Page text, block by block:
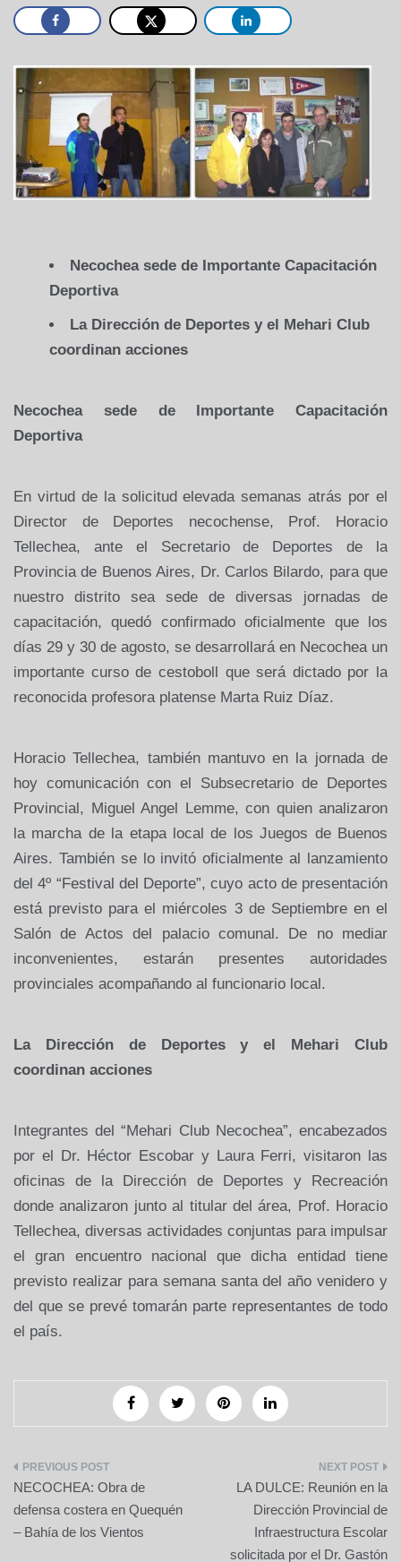
Necochea sede de Importante Capacitación
Deportiva
La Dirección de Deportes y el Mehari Club
coordinan acciones
Necochea sede de Importante Capacitación
Deportiva
En virtud de la solicitud elevada semanas atrás por el
Director de Deportes necochense, Prof. Horacio
Tellechea, ante el Secretario de Deportes de la
Provincia de Buenos Aires, Dr. Carlos Bilardo, para que
nuestro distrito sea sede de diversas jornadas de
capacitación, quedó confirmado oficialmente que los
días 29 y 30 de agosto, se desarrollará en Necochea un
importante curso de cestoboll que será dictado por la
reconocida profesora platense Marta Ruiz Díaz.
Horacio Tellechea, también mantuvo en la jornada de
hoy comunicación con el Subsecretario de Deportes
Provincial, Miguel Angel Lemme, con quien analizaron
la marcha de la etapa local de los Juegos de Buenos
Aires. También se lo invitó oficialmente al lanzamiento
del 4º “Festival del Deporte”, cuyo acto de presentación
está previsto para el miércoles 3 de Septiembre en el
Salón de Actos del palacio comunal. De no mediar
inconvenientes, estarán presentes autoridades
provinciales acompañando al funcionario local.
La Direcciónde Deportes y el
Mehari Club
coordinan acciones
Integrantes del “Mehari Club Necochea”, encabezados
por el Dr. Héctor Escobar y Laura Ferri, visitaron las
oficinas de la Dirección de Deportes y Recreación
donde analizaron junto al titular del área, Prof. Horacio
Tellechea, diversas actividades conjuntas para impulsar
el gran encuentro nacional que dicha entidad tiene
previsto realizar para semana santa del año venidero y
del que se prevé tomarán parte representantes de todo
el país.
Navegación
de
entradas
NECOCHEA: Obra de
defensa costera en Quequén
– Bahía de los Vientos
LA DULCE: Reunión en la
Dirección Provincial de
Infraestructura Escolar
solicitada por el Dr. Gastón